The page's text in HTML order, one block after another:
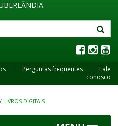
Legislação
Canais
Perguntas frequentes
Fale
conosco
/ LIVROS DIGITAIS